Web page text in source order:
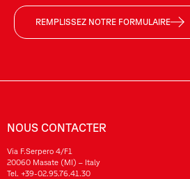
REMPLISSEZ NOTRE FORMULAIRE
NOUS CONTACTER
Via F.Serpero 4/F1
20060 Masate (MI) – Italy
Tel. +39-02.95.76.41.30